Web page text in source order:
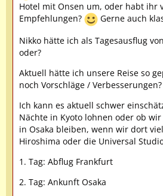
Hotel mit Onsen um, oder habt ihr
Empfehlungen?
Gerne auch
Nikko hätte ich als Tagesausflug
oder?
Aktuell hätte ich unsere Reise so
noch Vorschläge / Verbesserungen?
Ich kann es aktuell schwer
Nächte in Kyoto lohnen oder ob
in Osaka bleiben, wenn wir dort
Hiroshima oder die Universal
1. Tag: Abflug Frankfurt
2. Tag: Ankunft Osaka